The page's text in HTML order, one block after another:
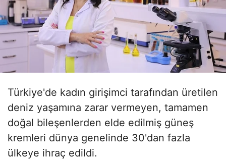
Türkiye'de kadın girişimci tarafından üretilen
deniz yaşamına zarar vermeyen, tamamen
doğal bileşenlerden elde edilmiş güneş
kremleri dünya genelinde 30'dan fazla
ülkeye ihraç edildi.